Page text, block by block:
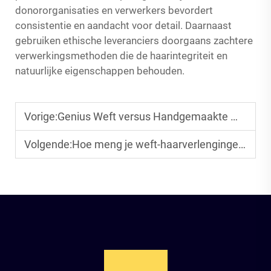
donororganisaties en verwerkers bevordert
consistentie en aandacht voor detail. Daarnaast
gebruiken ethische leveranciers doorgaans zachtere
verwerkingsmethoden die de haarintegriteit en
natuurlijke eigenschappen behouden.
Vorige:Genius Weft versus Handgemaakte Weft: Welke is Betere voor uw Groothandelsassortiment?
Volgende:Hoe meng je weft-haarverlengingen van mensenhaar perfect met natuurlijke textuur?